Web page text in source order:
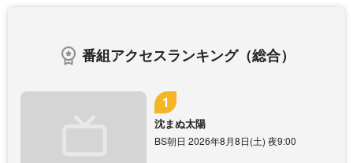
番組アクセスランキング（総合）
沈まぬ太陽
BS朝日 2026年8月8日(土) 夜9:00